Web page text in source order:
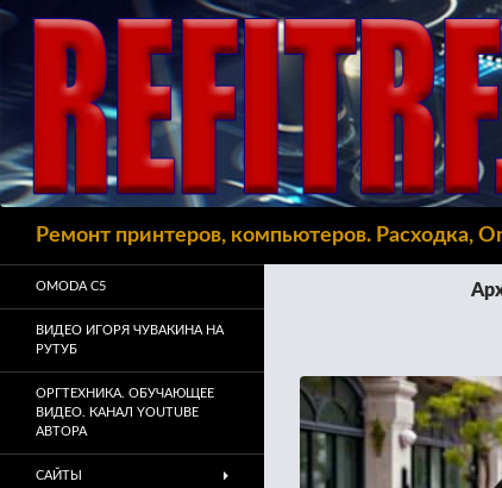
Ремонт принтеров, компьютеров. Расходка,
OMODA C5
ВИДЕО ИГОРЯ ЧУВАКИНА НА
РУТУБ
ОРГТЕХНИКА. ОБУЧАЮЩЕЕ
ВИДЕО. КАНАЛ YOUTUBE
АВТОРА
САЙТЫ